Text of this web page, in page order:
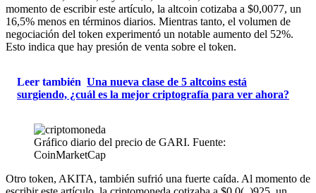
momento de escribir este artículo, la altcoin cotizaba a $0,0077, un
16,5% menos en términos diarios. Mientras tanto, el volumen de
negociación del token experimentó un notable aumento del 52%.
Esto indica que hay presión de venta sobre el token.
Leer también Una nueva clase de 5 altcoins está
surgiendo, ¿cuál es la mejor criptografía para ver ahora?
Gráfico diario del precio de GARI. Fuente:
CoinMarketCap
Otro token, AKITA, también sufrió una fuerte caída. Al momento de